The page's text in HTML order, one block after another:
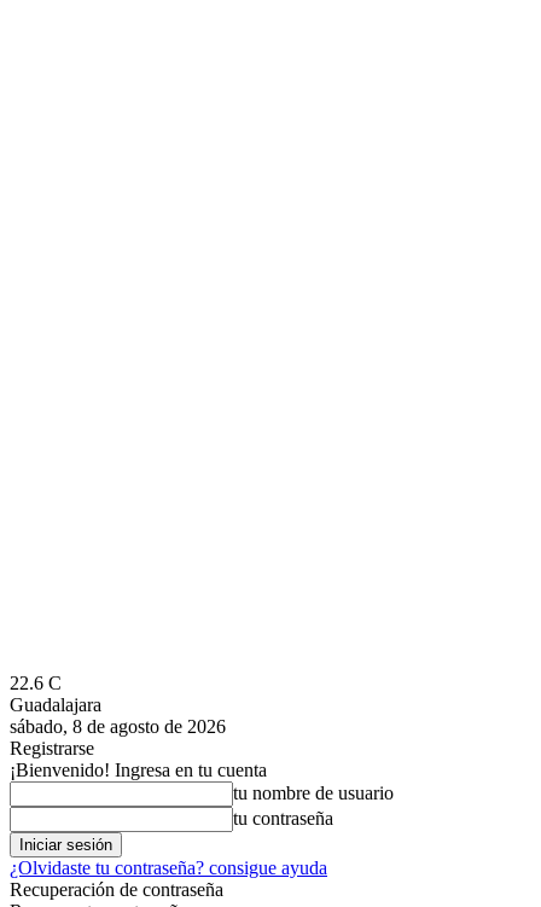
22.6 C
Guadalajara
sábado, 8 de agosto de 2026
Registrarse
¡Bienvenido! Ingresa en tu cuenta
tu nombre de usuario
tu contraseña
¿Olvidaste tu contraseña? consigue ayuda
Recuperación de contraseña